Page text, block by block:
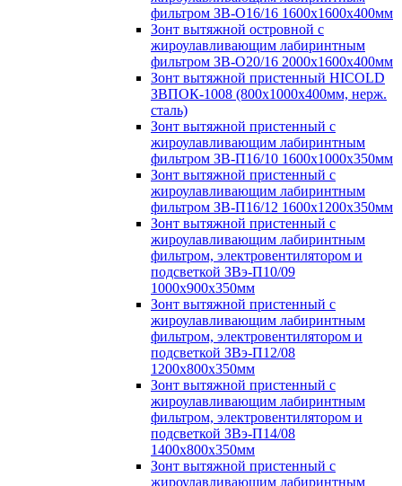
фильтром ЗВ-О16/16 1600х1600х400мм
Зонт вытяжной островной с
жироулавливающим лабиринтным
фильтром ЗВ-О20/16 2000х1600х400мм
Зонт вытяжной пристенный HICOLD
ЗВПОК-1008 (800х1000х400мм, нерж.
сталь)
Зонт вытяжной пристенный с
жироулавливающим лабиринтным
фильтром ЗВ-П16/10 1600х1000х350мм
Зонт вытяжной пристенный с
жироулавливающим лабиринтным
фильтром ЗВ-П16/12 1600х1200х350мм
Зонт вытяжной пристенный с
жироулавливающим лабиринтным
фильтром, электровентилятором и
подсветкой ЗВэ-П10/09
1000х900х350мм
Зонт вытяжной пристенный с
жироулавливающим лабиринтным
фильтром, электровентилятором и
подсветкой ЗВэ-П12/08
1200х800х350мм
Зонт вытяжной пристенный с
жироулавливающим лабиринтным
фильтром, электровентилятором и
подсветкой ЗВэ-П14/08
1400х800х350мм
Зонт вытяжной пристенный с
жироулавливающим лабиринтным